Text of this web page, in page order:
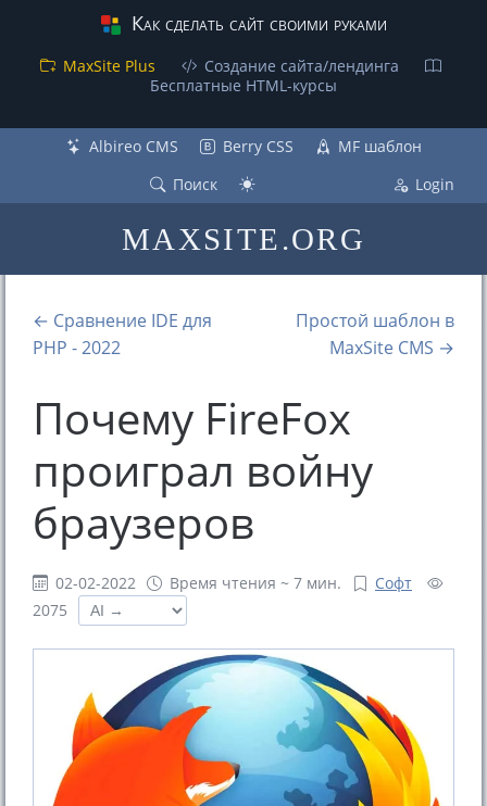
Как сделать сайт своими руками
MaxSite Plus
Создание сайта/лендинга
Бесплатные НТML-курсы
MAXSITE.ORG
Albireo CMS Berry CSS
MF шаблон
Поиск
Login
← Сравнение IDE для
PHP - 2022
Простой шаблон в
MaxSite CMS →
Почему FireFox
проиграл войну
браузеров
02-02-2022 Время чтения ~ 7 мин.
Софт
2075